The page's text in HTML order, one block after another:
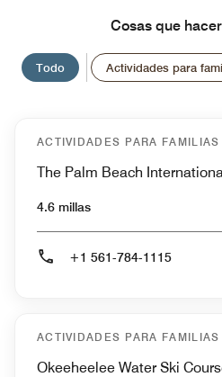
Cosas que
Todo Actividades para
ACTIVIDADES PARA FAMILIAS
The Palm Beach
4.6 millas
+1 561-784-1115
ACTIVIDADES PARA FAMILIAS
Okeeheelee Water Ski